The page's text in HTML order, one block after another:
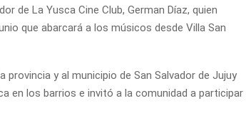
de La Yusca Cine Club, German Díaz, quien
que abarcará a los músicos desde Villa San
provincia y al municipio de San Salvador de Jujuy
en los barrios e invitó a la comunidad a participar